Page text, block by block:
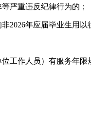
严重违反纪律行为的；
2026年应届毕业生用以
工作人员）有服务年